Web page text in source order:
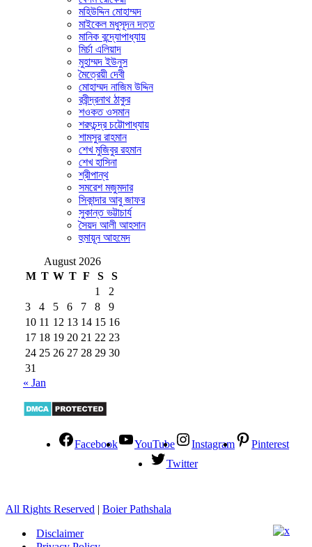
মহিউদ্দিন মোহাম্মদ
মাইকেল মধুসূদন দত্ত
মানিক বন্দ্যোপাধ্যায়
মির্চা এলিয়াদ
মুহাম্মদ ইউনুস
মৈত্রেয়ী দেবী
মোহাম্মদ নাজিম উদ্দিন
রবীন্দ্রনাথ ঠাকুর
শওকত ওসমান
শরৎচন্দ্র চট্টোপাধ্যায়
শামসুর রাহমান
শেখ মুজিবুর রহমান
শেখ হাসিনা
শ্রীপান্থ
সমরেশ মজুমদার
সিকান্দার আবু জাফর
সুকান্ত ভট্টাচার্য
সৈয়দ আলী আহসান
হুমায়ূন আহমেদ
August 2026
M T W T F S
S
1
2
3
4 5 6 7 8
9
10 11 12 13 14 15 16
17 18 19 20 21 22 23
24 25 26 27 28 29 30
31
« Jan
Facebook YouTube Instagram
Pinterest
Twitter
All Rights Reserved | Boier Pathshala
Disclaimer